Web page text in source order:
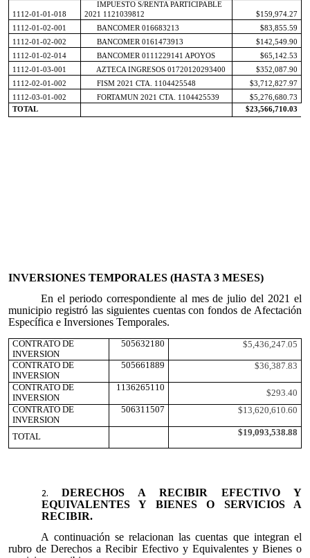
1112-01-01-018
IMPUESTO S/RENTA PARTICIPABLE
2021 1121039812
$159,974.27
1112-01-02-001
BANCOMER 016683213
$83,855.59
1112-01-02-002
BANCOMER 0161473913
$142,549.90
1112-01-02-014
BANCOMER 0111229141 APOYOS
$65,142.53
1112-01-03-001
AZTECA INGRESOS 01720120293400
$352,087.90
1112-02-01-002
FISM 2021 CTA. 1104425548
$3,712,827.97
1112-03-01-002
FORTAMUN 2021 CTA. 1104425539
$5,276,680.73
TOTAL
$23,566,710.03
INVERSIONES TEMPORALES (HASTA 3 MESES)
En el periodo correspondiente al mes de julio del 2021 el
municipio registró las siguientes cuentas con fondos de Afectación
Específica e Inversiones Temporales.
CONTRATO DE
INVERSION
505632180
$5,436,247.05
CONTRATO DE
INVERSION
505661889 $36,387.83
CONTRATO DE
INVERSION
1136265110
$293.40
CONTRATO DE
INVERSION
506311507 $13,620,610.60
TOTAL $19,093,538.88
DERECHOS A RECIBIR EFECTIVO Y
EQUIVALENTES Y BIENES O SERVICIOS A
RECIBIR.
A continuación se relacionan las cuentas que integran el
rubro de Derechos a Recibir Efectivo y Equivalentes y Bienes o